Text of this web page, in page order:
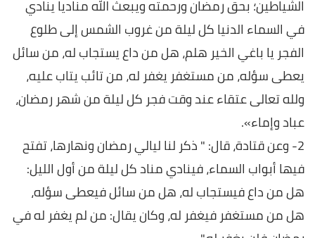
الشياطين؛ بحق رمضان ورحمته ويبعث الله مناديا ينادي
في السماء الدنيا كل ليلة من غروب الشمس إلى طلوع
الفجر يا باغي الخير هلم، هل من داع يستجاب له، من سائل
يعطى سؤله، من مستغفر يغفر له، من تائب يتاب عليه،
ولله تعالى عتقاء عند وقت فجر كل ليلة من شهر رمضان،
عباد وإماء».
2- وعن قتادة، قال: " ذكر لنا ليالي رمضان ونهارها، تفتح
فيها أبواب السماء، فينادي مناد كل ليلة من أول الليل:
هل من داع فيستجاب له، هل من سائل فيعطى سؤله،
هل من مستغفر فيغفر له، وكان يقال: من لم يغفر له في